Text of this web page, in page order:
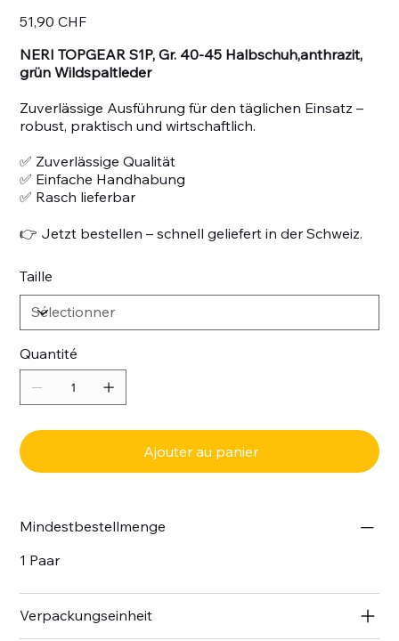
51,90 CHF
NERI TOPGEAR S1P, Gr. 40-45 Halbschuh,anthrazit,
grün Wildspaltleder
Zuverlässige Ausführung für den täglichen Einsatz –
robust, praktisch und wirtschaftlich.
✅ Zuverlässige Qualität
✅ Einfache Handhabung
✅ Rasch lieferbar
👉 Jetzt bestellen – schnell geliefert in der Schweiz.
Taille
Quantité
Ajouter au panier
Mindestbestellmenge
1 Paar
Verpackungseinheit